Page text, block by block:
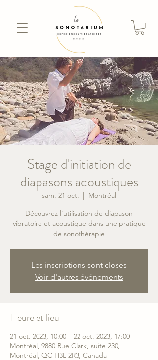
Stage d'initiation de
diapasons acoustiques
sam. 21 oct.
  |
Montréal
Découvrez l'utilisation de diapason
vibratoire et acoustique dans une pratique
de sonothérapie
Les inscriptions sont closes
Voir d'autres événements
Heure et lieu
21 oct. 2023, 10:00 – 22 oct. 2023, 17:00
Montréal, 9880 Rue Clark, suite 230,
Montréal, QC H3L 2R3, Canada